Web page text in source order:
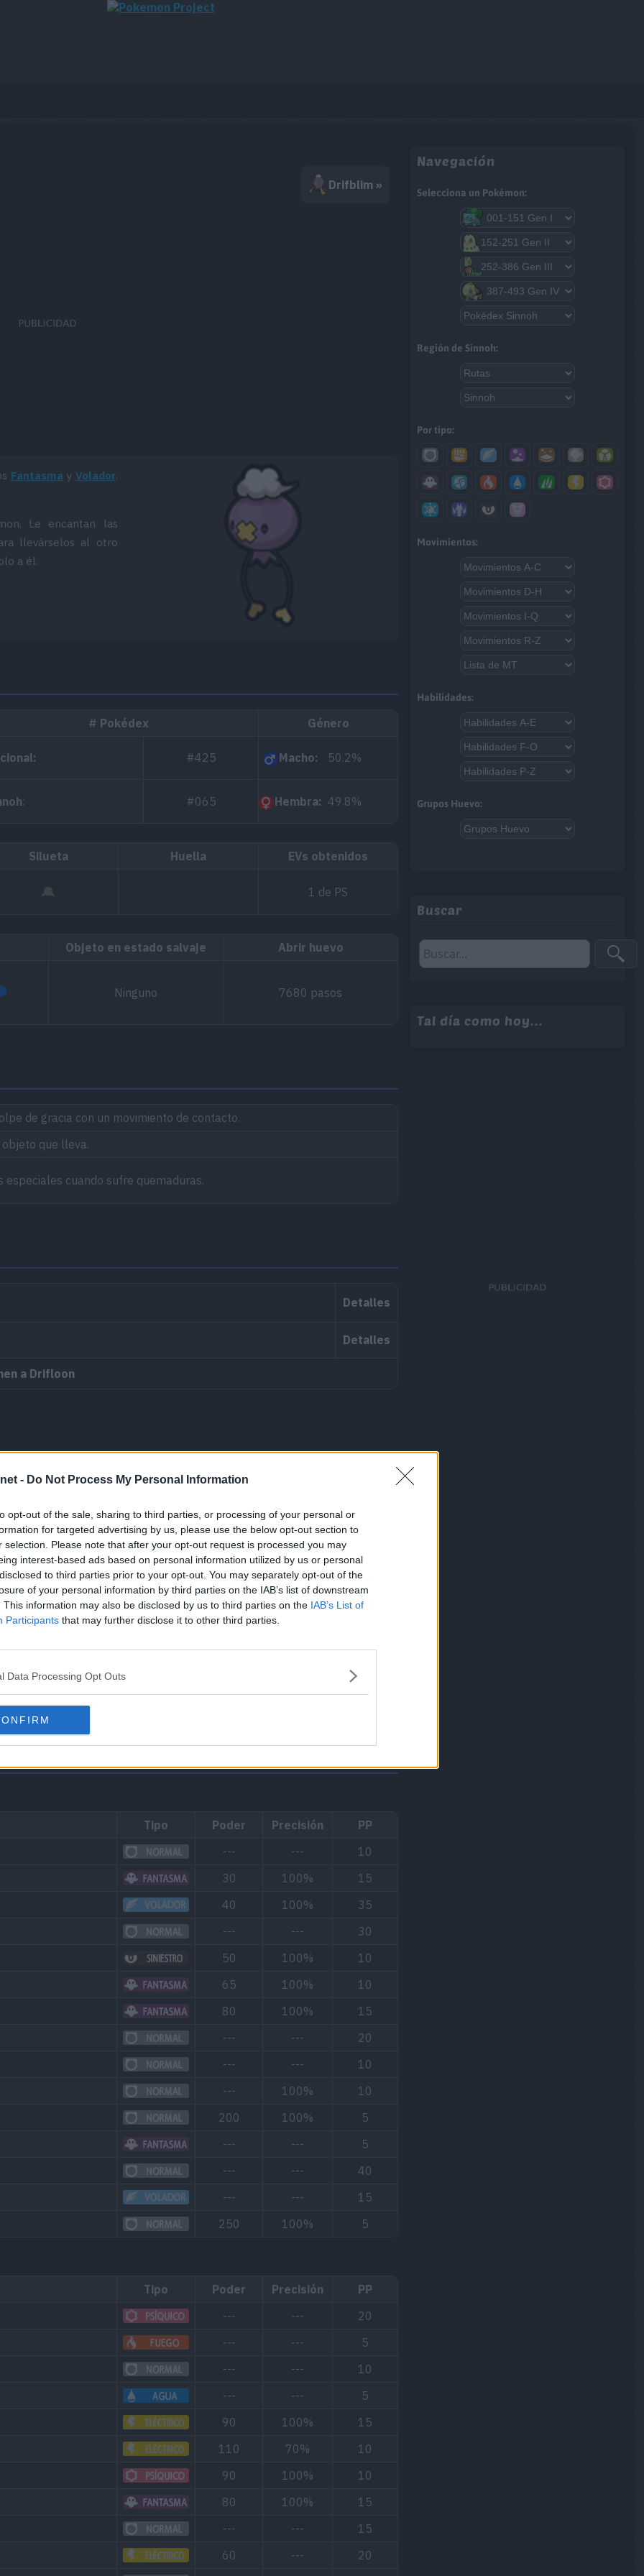
- Do Not Process My Personal Information
opt-out of the sale, sharing to third parties, or processing of your personal or
for targeted advertising by us, please use the below opt-out section to
selection. Please note that after your opt-out request is processed you may
interest-based ads based on personal information utilized by us or personal
to third parties prior to your opt-out. You may separately opt-out of the
of your personal information by third parties on the IAB’s list of downstream
This information may also be disclosed by us to third parties on the IAB’s List of
Participants that may further disclose it to other third parties.
Data Processing Opt Outs
Drifblim »
Fantasma y Volador.
Le encantan las
llevárselos al otro
a él.
# Pokédex Género
#425
: #065
Macho: 50.2%
Hembra: 49.8%
Silueta Huella
EVs obtenidos
1 de PS
Objeto en estado salvaje Abrir huevo
Ninguno 7680 pasos
de gracia con un movimiento de contacto.
que lleva.
cuando sufre quemaduras.
Detalles
Detalles
a Drifloon
#426
Subir al nivel 28
Tipo Poder Precisión
PP
--- ---
10
30 100%
15
40 100%
35
--- ---
30
50 100%
10
65 100%
10
80 100%
15
--- ---
20
--- ---
10
--- 100%
10
200 100%
5
--- ---
5
--- ---
40
--- ---
15
250 100% 5
Tipo Poder Precisión
PP
--- ---
20
--- ---
5
--- ---
10
--- ---
5
90 100%
15
110 70%
10
90 100%
10
80 100%
15
--- ---
15
60 ---
20
Navegación
Selecciona un Pokémon:
Región de Sinnoh:
Por tipo:
Movimientos:
Habilidades:
Grupos Huevo:
Buscar
Tal día como hoy...